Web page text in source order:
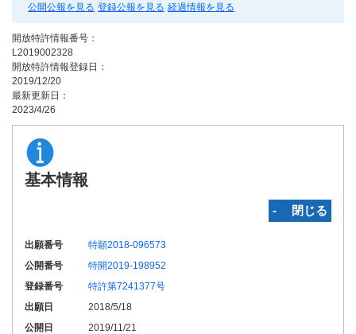
公開公報を見る 登録公報を見る 経過情報を見る
開放特許情報番号：
L2019002328
開放特許情報登録日：
2019/12/20
最新更新日：
2023/4/26
基本情報
‐ 閉じる
出願番号
特願2018-096573
公開番号
特開2019-198952
登録番号
特許第7241377号
出願日
2018/5/18
公開日
2019/11/21